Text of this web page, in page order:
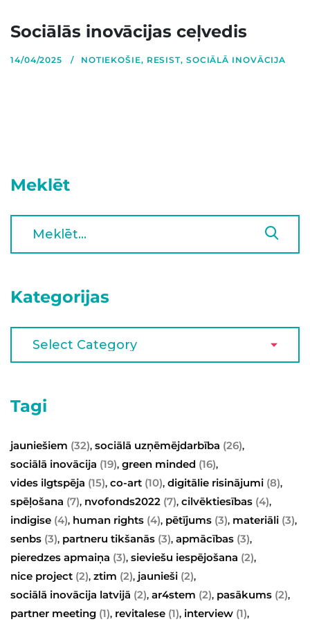
Sociālās inovācijas ceļvedis
14/04/2025 NOTIEKOŠIE, RESIST, SOCIĀLĀ INOVĀCIJA
Meklēt
Kategorijas
Tagi
jauniešiem (32), sociālā uzņēmējdarbība (26),
sociālā inovācija (19), green minded (16),
vides ilgtspēja (15), co-art (10), digitālie risinājumi (8),
spēļošana (7), nvofonds2022 (7), cilvēktiesības (4),
indigise (4), human rights (4), pētījums (3), materiāli (3),
senbs (3), partneru tikšanās (3), apmācības (3),
pieredzes apmaiņa (3), sieviešu iespējošana (2),
nice project (2), ztim (2), jaunieši (2),
sociālā inovācija latvijā (2), ar4stem (2), pasākums (2),
partner meeting (1), revitalese (1), interview (1),